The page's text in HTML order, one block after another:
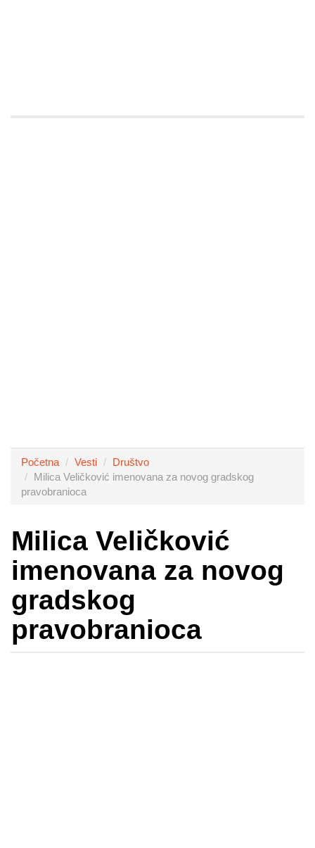
Početna Vesti
Društvo
Milica Veličković imenovana za novog gradskog
pravobranioca
Milica Veličković
imenovana za novog
gradskog
pravobranioca